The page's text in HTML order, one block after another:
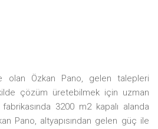
olan Özkan Pano, gelen talepleri
çözüm üretebilmek için uzman
3200 m2 kapalı alanda
Pano, altyapısından gelen güç ile